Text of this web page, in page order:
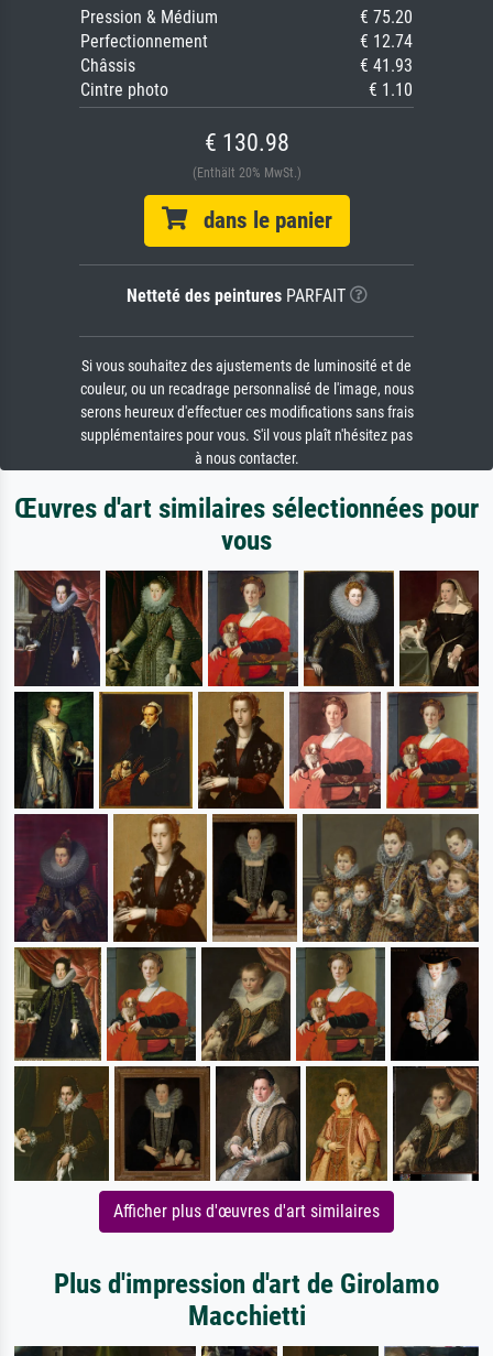
Pression & Médium
€ 75.20
Perfectionnement
€ 12.74
Châssis
€ 41.93
Cintre photo
€ 1.10
€ 130.98
(Enthält 20% MwSt.)
dans le panier
Netteté des peinturesPARFAIT
Si vous souhaitez des ajustements de luminosité et de
couleur, ou un recadrage personnalisé de l'image, nous
serons heureux d'effectuer ces modifications sans frais
supplémentaires pour vous. S'il vous plaît n'hésitez pas
à nous contacter.
Œuvres d'art similaires sélectionnées pour
vous
Afficher plus d'œuvres d'art similaires
Plus d'impression d'art de Girolamo
Macchietti